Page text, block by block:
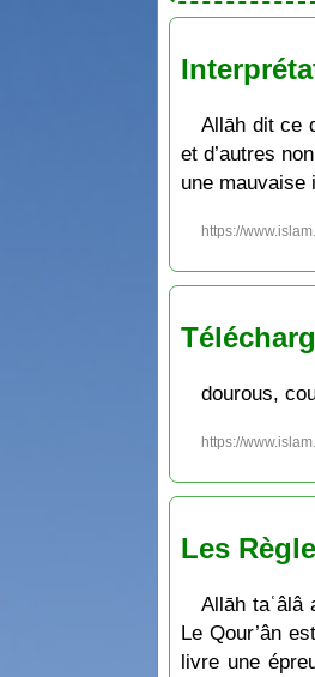
Allāh dit ce
et d’autres
une mauvaise
https://
dourous,
https://
Les
Allāh taʿâlâ
Le Qour’ân
livre une